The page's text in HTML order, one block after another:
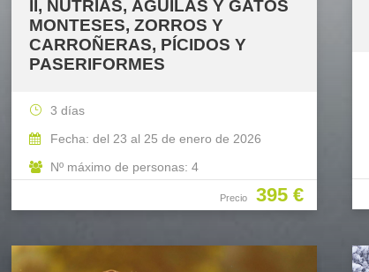
II, NUTRIAS, ÁGUILAS Y GATOS
MONTESES, ZORROS Y
CARROÑERAS, PÍCIDOS Y
PASERIFORMES
Precio 395 €
3 días
Fecha: del 23 al 25 de enero de 2026
Nº máximo de personas: 4